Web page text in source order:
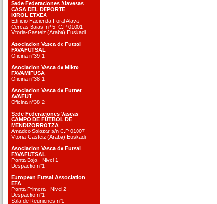
Sede Federaciones Alavesas
CASA DEL DEPORTE
KIROL ETXEA
Edificio Hacienda Foral Alava
Cercas Bajas nº 5 C.P 01001
Vitoria-Gasteiz (Araba) Euskadi
Asociacion Vasca de Futsal
FAVAFUTSAL
Oficina n°39-1
Asociacion Vasca de Mikro
FAVAMIFUSA
Oficina n°38-1
Asociacion Vasca de Futnet
AVAFUT
Oficina n°38-2
Sede Federaciones Vascas
CAMPO DE FÚTBOL DE
MENDIZORROTZA
Amadeo Salazar s/n C.P 01007
Vitoria-Gasteiz (Araba) Euskadi
Asociacion Vasca de Futsal
FAVAFUTSAL
Planta Baja - Nivel 1
Despacho n°1
European Futsal Association
EFA
Planta Primera - Nivel 2
Despacho n°1
Sala de Reuniones n°1